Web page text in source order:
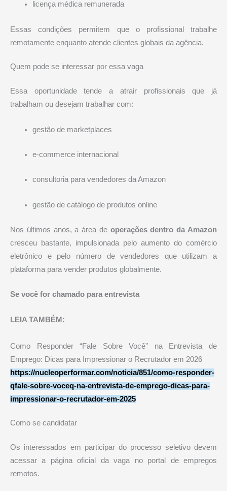
licença médica remunerada
Essas condições permitem que o profissional trabalhe
remotamente enquanto atende clientes globais da agência.
Quem pode se interessar por essa vaga
Essa oportunidade tende a atrair profissionais que já
trabalham ou desejam trabalhar com:
gestão de marketplaces
e-commerce internacional
consultoria para vendedores da Amazon
gestão de catálogo de produtos online
Nos últimos anos, a área de operações dentro da Amazon
cresceu bastante, impulsionada pelo aumento do comércio
eletrônico e pelo número de vendedores que utilizam a
plataforma para vender produtos globalmente.
Se você for chamado para entrevista
LEIA TAMBÉM:
Como Responder “Fale Sobre Você” na Entrevista de
Emprego: Dicas para Impressionar o Recrutador em 2026
https://nucleoperformar.com/noticia/851/como-responder-
qfale-sobre-voceq-na-entrevista-de-emprego-dicas-para-
impressionar-o-recrutador-em-2025
Como se candidatar
Os interessados em participar do processo seletivo devem
acessar a página oficial da vaga no portal de empregos
remotos.